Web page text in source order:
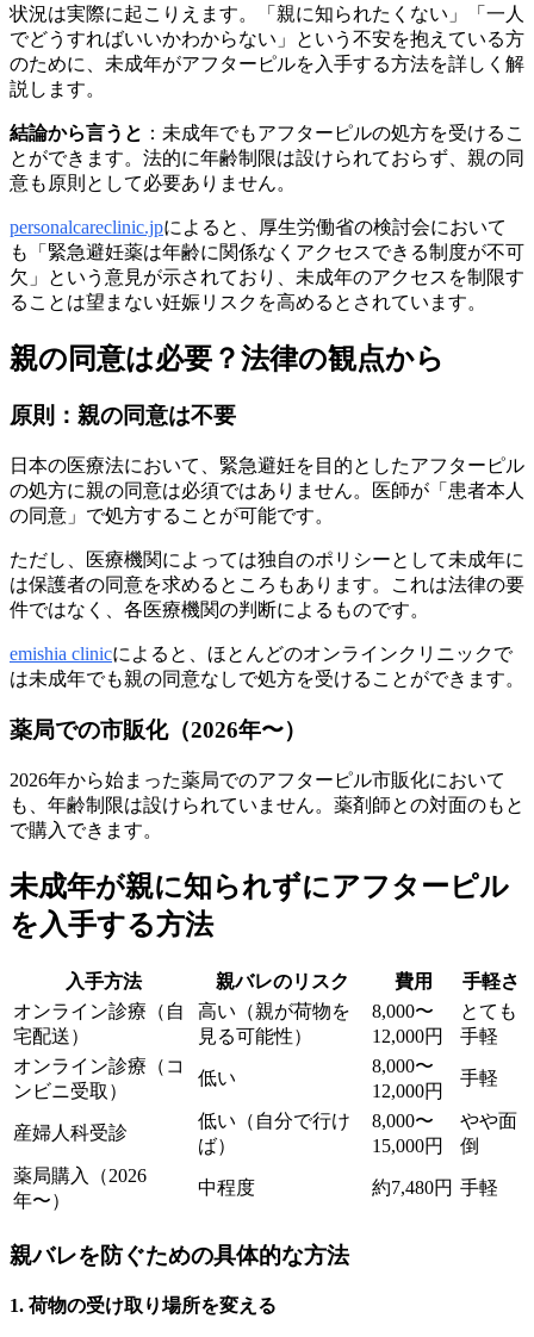
状況は実際に起こりえます。「親に知られたくない」「一人
でどうすればいいかわからない」という不安を抱えている方
のために、未成年がアフターピルを入手する方法を詳しく解
説します。
結論から言うと ：未成年でもアフターピルの処方を受けるこ
とができます。法的に年齢制限は設けられておらず、親の同
意も原則として必要ありません。
personalcareclinic.jpによると、厚生労働省の検討会において
も「緊急避妊薬は年齢に関係なくアクセスできる制度が不可
欠」という意見が示されており、未成年のアクセスを制限す
ることは望まない妊娠リスクを高めるとされています。
親の同意は必要？法律の観点から
原則：親の同意は不要
日本の医療法において、緊急避妊を目的としたアフターピル
の処方に親の同意は必須ではありません。医師が「患者本人
の同意」で処方することが可能です。
ただし、医療機関によっては独自のポリシーとして未成年に
は保護者の同意を求めるところもあります。これは法律の要
件ではなく、各医療機関の判断によるものです。
emishia clinicによると、ほとんどのオンラインクリニックで
は未成年でも親の同意なしで処方を受けることができます。
薬局での市販化（2026年〜）
2026年から始まった薬局でのアフターピル市販化において
も、年齢制限は設けられていません。薬剤師との対面のもと
で購入できます。
未成年が親に知られずにアフターピル
を入手する方法
入手方法 親バレのリスク 費用
手軽さ
オンライン診療（自
宅配送）
高い（親が荷物を
見る可能性）
8,000〜
12,000円
とても
手軽
オンライン診療（コ
ンビニ受取）
低い
8,000〜
12,000円
手軽
産婦人科受診
低い（自分で行け
ば）
8,000〜
15,000円
やや面
倒
薬局購入（2026
年〜）
中程度 約7,480円 手軽
親バレを防ぐための具体的な方法
1. 荷物の受け取り場所を変える